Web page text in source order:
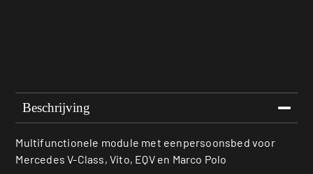
Beschrijving
Multifunctionele module met eenpersoonsbed voor
Mercedes V-Class, Vito, EQV en Marco Polo